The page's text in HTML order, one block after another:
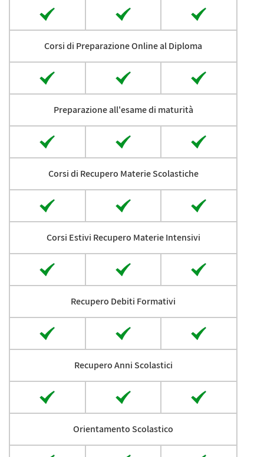
Corsi di Preparazione Online al Diploma
Preparazione all'esame di maturità
Corsi di Recupero Materie Scolastiche
Corsi Estivi Recupero Materie Intensivi
Recupero Debiti Formativi
Recupero Anni Scolastici
Orientamento Scolastico